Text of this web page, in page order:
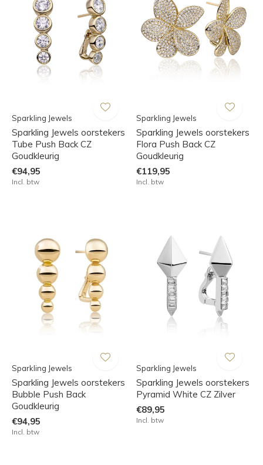
Sparkling Jewels
Sparkling Jewels oorstekers
Tube Push Back CZ
Goudkleurig
€94,95
Incl. btw
Sparkling Jewels
Sparkling Jewels oorstekers
Flora Push Back CZ
Goudkleurig
€119,95
Incl. btw
Sparkling Jewels
Sparkling Jewels oorstekers
Bubble Push Back
Goudkleurig
€94,95
Incl. btw
Sparkling Jewels
Sparkling Jewels oorstekers
Pyramid White CZ Zilver
€89,95
Incl. btw